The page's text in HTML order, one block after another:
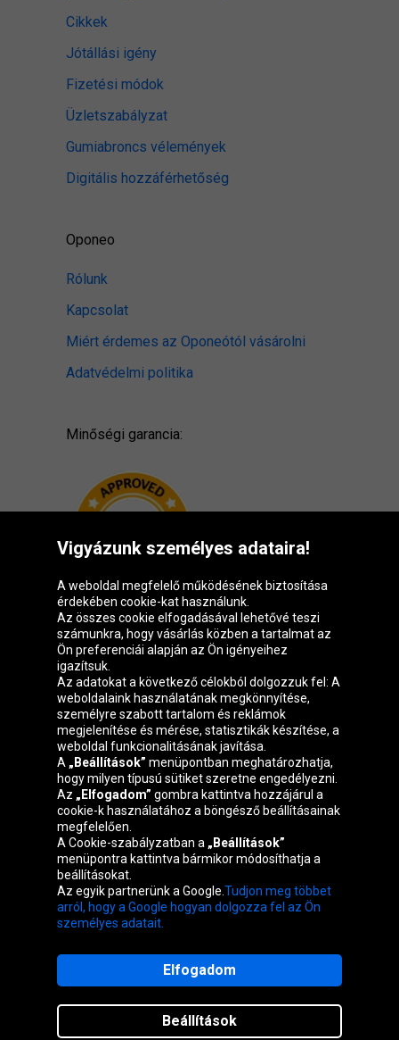
Cikkek
Jótállási igény
Fizetési módok
Üzletszabályzat
Gumiabroncs vélemények
Digitális hozzáférhetőség
Oponeo
Rólunk
Kapcsolat
Miért érdemes az Oponeótól vásárolni
Adatvédelmi politika
Minőségi garancia:
Oponeo csoport
Belgique
Česká
republika
Deutschland
España
Österreich Polska
Slovenská
republika
United
Kingdom
Vigyázunk személyes adataira!
A weboldal megfelelő működésének biztosítása
érdekében cookie-kat használunk.
Az összes cookie elfogadásával lehetővé teszi
számunkra, hogy vásárlás közben a tartalmat az
Ön preferenciái alapján az Ön igényeihez
igazítsuk.
Az adatokat a következő célokból dolgozzuk fel: A
weboldalaink használatának megkönnyítése,
személyre szabott tartalom és reklámok
megjelenítése és mérése, statisztikák készítése, a
weboldal funkcionalitásának javítása.
A „Beállítások” menüpontban meghatározhatja,
hogy milyen típusú sütiket szeretne engedélyezni.
Az „Elfogadom” gombra kattintva hozzájárul a
cookie-k használatához a böngésző beállításainak
megfelelően.
A Cookie-szabályzatban a „Beállítások”
menüpontra kattintva bármikor módosíthatja a
beállításokat.
Az egyik partnerünk a Google. Tudjon meg többet
arról, hogy a Google hogyan dolgozza fel az Ön
személyes adatait.
Beállítások
Elfogadom